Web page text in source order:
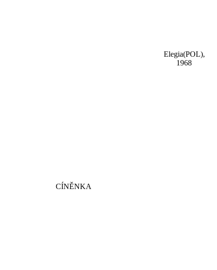
Elegia(POL),
1968
CÍNĚNKA